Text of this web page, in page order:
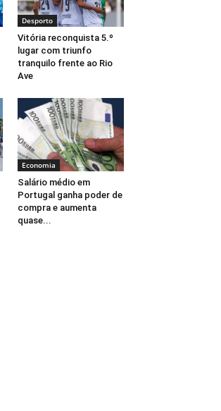
Desporto
Vitória reconquista 5.º
lugar com triunfo
tranquilo frente ao Rio
Ave
Economia
Salário médio em
Portugal ganha poder de
compra e aumenta
quase...